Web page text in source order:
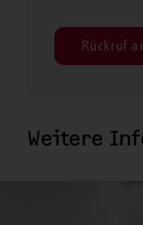
Rückruf
Weitere